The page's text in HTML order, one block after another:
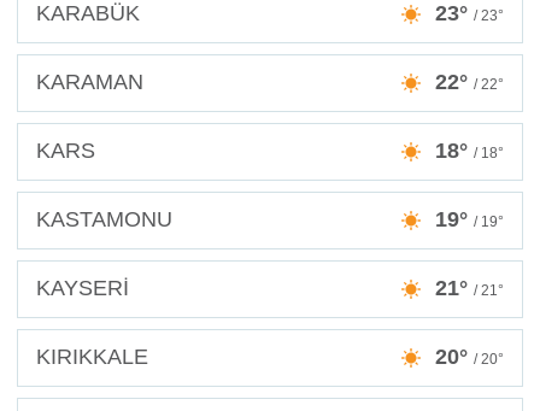
KARABÜK 23° / 23°
KARAMAN 22° / 22°
KARS 18° / 18°
KASTAMONU 19° / 19°
KAYSERİ 21° / 21°
KIRIKKALE 20° / 20°